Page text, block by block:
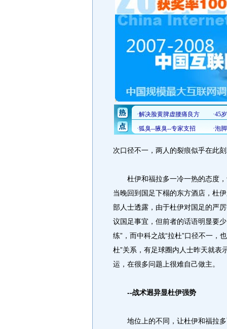
次口径不一，两人的裂痕似乎在此
杜伊和福拉多一冷一热的态度，
当晚回到国足下榻的东方酒店，杜
部人士透露，由于杜伊对国足的严
议国足事宜，但前者的话语明显要
练”，而中科之战“拉杜”口径不一，
杜”关系，有足球圈内人士昨天就表
运，在很多问题上很难自己做主。
--战术迥异显杜伊强势
地位上的不同，让杜伊和福拉多